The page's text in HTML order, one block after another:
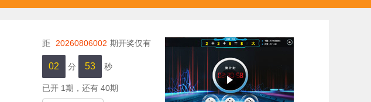
距 20260806002 期开奖仅有
02 分 53 秒
已开 1期，还有 40期